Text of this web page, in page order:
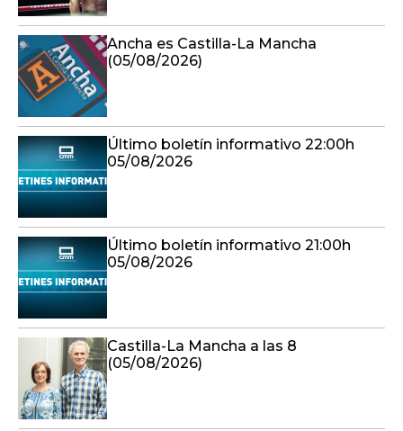
Ancha es Castilla-La Mancha
(05/08/2026)
Último boletín informativo 22:00h
05/08/2026
Último boletín informativo 21:00h
05/08/2026
Castilla-La Mancha a las 8
(05/08/2026)